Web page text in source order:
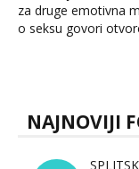
za druge emotivna
o seksu govori
dalje izaziva
NAJNOVIJI